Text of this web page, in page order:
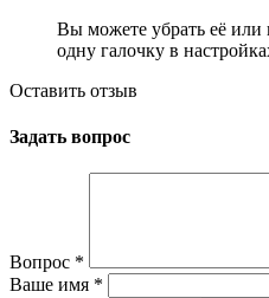
Вы можете убрать её или
одну галочку в
Оставить отзыв
Задать вопрос
Вопрос *
Ваше имя *